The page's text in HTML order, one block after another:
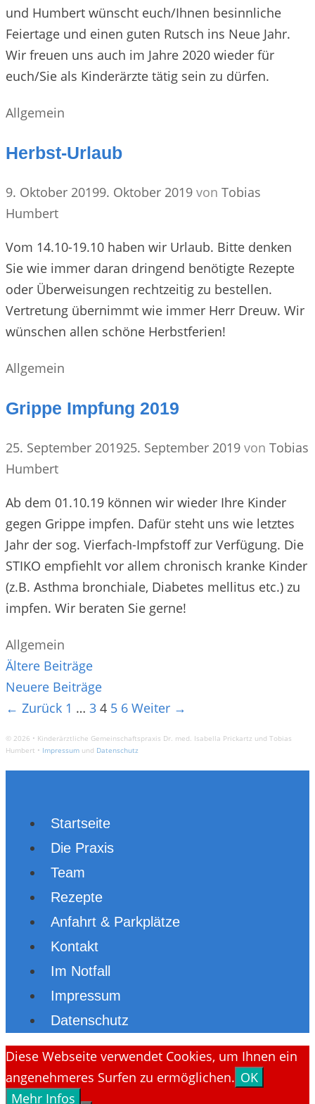
und Humbert wünscht euch/Ihnen besinnliche
Feiertage und einen guten Rutsch ins Neue Jahr.
Wir freuen uns auch im Jahre 2020 wieder für
euch/Sie als Kinderärzte tätig sein zu dürfen.
Kategorien
Allgemein
Herbst-Urlaub
9. Oktober 20199. Oktober 2019 von Tobias
Humbert
Vom 14.10-19.10 haben wir Urlaub. Bitte denken
Sie wie immer daran dringend benötigte Rezepte
oder Überweisungen rechtzeitig zu bestellen.
Vertretung übernimmt wie immer Herr Dreuw. Wir
wünschen allen schöne Herbstferien!
Kategorien
Allgemein
Grippe Impfung 2019
25. September 201925. September 2019 von Tobias
Humbert
Ab dem 01.10.19 können wir wieder Ihre Kinder
gegen Grippe impfen. Dafür steht uns wie letztes
Jahr der sog. Vierfach-Impfstoff zur Verfügung. Die
STIKO empfiehlt vor allem chronisch kranke Kinder
(z.B. Asthma bronchiale, Diabetes mellitus etc.) zu
impfen. Wir beraten Sie gerne!
Kategorien
Allgemein
Beitrags-
Navigation
Ältere Beiträge
Neuere Beiträge
← Zurück 1 … 3 4 5 6 Weiter →
© 2026 • Kinderärztliche Gemeinschaftspraxis Dr. med. Isabella Prickartz und Tobias
Humbert • Impressum und Datenschutz
Startseite
Die Praxis
Team
Rezepte
Anfahrt & Parkplätze
Kontakt
Im Notfall
Impressum
Datenschutz
Diese Webseite verwendet Cookies, um Ihnen ein
angenehmeres Surfen zu ermöglichen. OK
Mehr Infos